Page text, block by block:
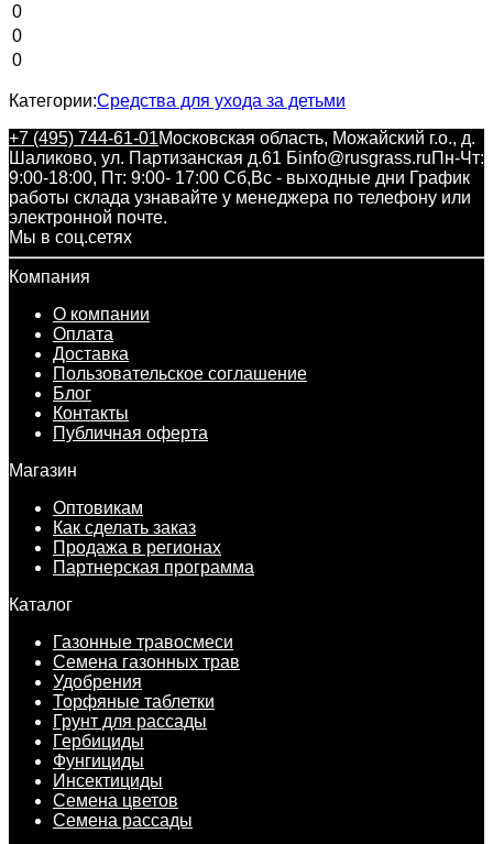
0
0
0
Категории:Средства для ухода за детьми
+7 (495) 744-61-01Московская область, Можайский г.о., д.
Шаликово, ул. Партизанская д.61 Бinfo@rusgrass.ruПн-Чт:
9:00-18:00, Пт: 9:00- 17:00 Сб,Вс - выходные дни График
работы склада узнавайте у менеджера по телефону или
электронной почте.
Мы в соц.сетях
Компания
О компании
Оплата
Доставка
Пользовательское соглашение
Блог
Контакты
Публичная оферта
Магазин
Оптовикам
Как сделать заказ
Продажа в регионах
Партнерская программа
Каталог
Газонные травосмеси
Семена газонных трав
Удобрения
Торфяные таблетки
Грунт для рассады
Гербициды
Фунгициды
Инсектициды
Семена цветов
Семена рассады